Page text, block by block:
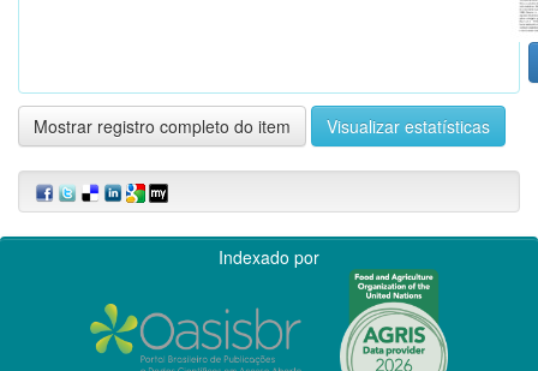
Mostrar registro completo do item Visualizar estatísticas
Indexado por